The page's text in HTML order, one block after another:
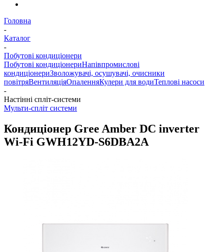
Головна
-
Каталог
-
Побутові кондиціонери
Побутові кондиціонериНапівпромислові
кондиціонериЗволожувачі, осушувачі, очисники
повітряВентиляціяОпаленняКулери для водиТеплові насоси
-
Настінні спліт-системи
Мульти-спліт системи
Кондиціонер Gree Amber DC inverter
Wi-Fi GWH12YD-S6DBA2A